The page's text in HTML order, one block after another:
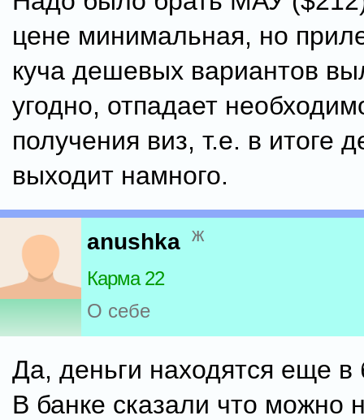
цене минимальная, но
куча дешевых вариантов
угодно, отпадает
получения виз, т.е. в итоге
выходит намного.
anushka ж
Карма 22
О себе
Да, деньги находятся еще в
В банке сказали что можно